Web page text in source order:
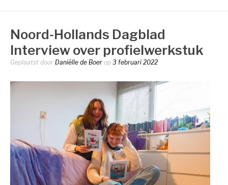
Noord-Hollands Dagblad
Interview over profielwerkstuk
Geplaatst door Daniëlle de Boer op 3 februari 2022